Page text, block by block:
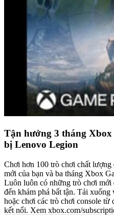
Tận hưởng 3 tháng Xbox
bị Lenovo Legion
Chơi hơn 100 trò chơi chất
mới của bạn và ba tháng Xbox
Luôn luôn có những trò chơi mới
đến khám phá bất tận. Tải
hoặc chơi các trò chơi console
kết nối. Xem xbox.com/